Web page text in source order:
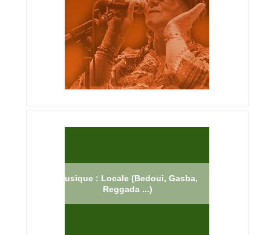
Musique : Locale (Bedoui, Gasba,
Reggada ...)